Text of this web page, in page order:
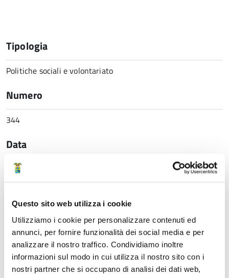
Questo sito web utilizza i cookie
Utilizziamo i cookie per personalizzare contenuti ed
annunci, per fornire funzionalità dei social media e per
analizzare il nostro traffico. Condividiamo inoltre
informazioni sul modo in cui utilizza il nostro sito con i
nostri partner che si occupano di analisi dei dati web,
Tipologia
Politiche sociali e volontariato
Numero
344
Data
17 Settembre 2024 10:58
Struttura di riferimento
Direzione generale
Ufficio Stampa